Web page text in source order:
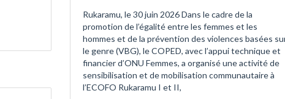
Rukaramu, le 30 juin 2026 Dans le cadre de la
promotion de l’égalité entre les femmes et les
hommes et de la prévention des violences basées
le genre (VBG), le COPED, avec l’appui technique et
financier d’ONU Femmes, a organisé une activité de
sensibilisation et de mobilisation communautaire à
l’ECOFO Rukaramu I et II,